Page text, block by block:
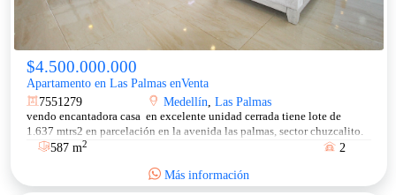
$4.500.000.000
Apartamento en Las Palmas enVenta
7551279
Medellín, Las Palmas
vendo encantadora casa en excelente unidad cerrada tiene lote de
1.637 mtrs2 en parcelación en la avenida las palmas, sector chuzcalito.
587 m2 2
Más información